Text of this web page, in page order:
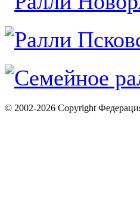
© 2002-2026 Copyright